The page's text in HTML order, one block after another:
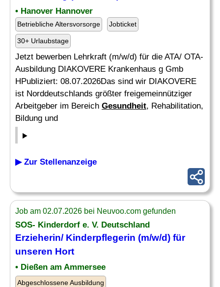
• Hanover Hannover
Betriebliche Altersvorsorge Jobticket
30+ Urlaubstage
Jetzt bewerben Lehrkraft (m/w/d) für die ATA/ OTA-
Ausbildung DIAKOVERE Krankenhaus g Gmb
HPubliziert: 08.07.2026Das sind wir DIAKOVERE
ist Norddeutschlands größter freigemeinnütziger
Arbeitgeber im Bereich Gesundheit, Rehabilitation,
Bildung und
▶ Zur Stellenanzeige
Job am 02.07.2026 bei Neuvoo.com gefunden
SOS- Kinderdorf e. V. Deutschland
Erzieherin/ Kinderpflegerin (m/w/d) für
unseren Hort
• Dießen am Ammersee
Abgeschlossene Ausbildung